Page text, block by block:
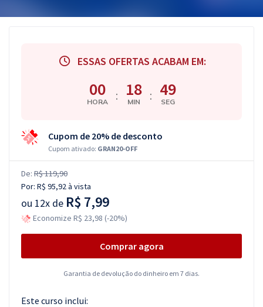
ESSAS OFERTAS ACABAM EM:
00
HORA : 18
MIN : 49
SEG
Cupom de 20% de desconto
Cupom ativado: GRAN20-OFF
De: R$ 119,90
Por: R$ 95,92à vista
ou 12x de R$ 7,99
Economize R$ 23,98 (-20%)
Comprar agora
Garantia de devolução do dinheiro em 7 dias.
Este curso inclui: